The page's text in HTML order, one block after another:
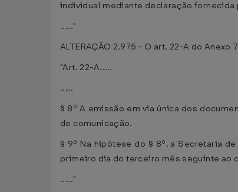
individual mediante declaração
....."
ALTERAÇÃO 2.975 - O art. 22-A do
"Art. 22-A.....
.....
§ 8º A emissão em via única dos
de comunicação.
§ 9º Na hipótese do § 8º, a Secretaria
primeiro dia do terceiro mês seguinte ao
....."